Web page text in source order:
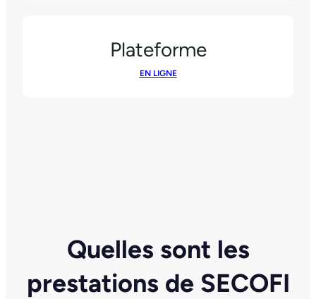
Plateforme
EN LIGNE
Quelles sont les
prestations de SECOFI